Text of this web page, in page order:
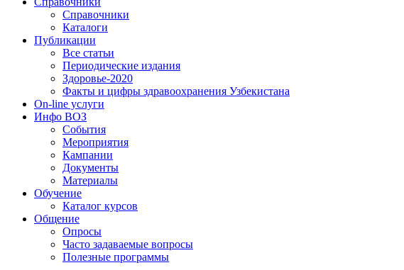
Справочники
Каталоги
Публикации
Все статьи
Периодические издания
Здоровье-2020
Факты и цифры здравоохранения Узбекистана
On-line услуги
Инфо ВОЗ
События
Мероприятия
Кампании
Документы
Материалы
Обучение
Каталог курсов
Общение
Опросы
Часто задаваемые вопросы
Полезные программы